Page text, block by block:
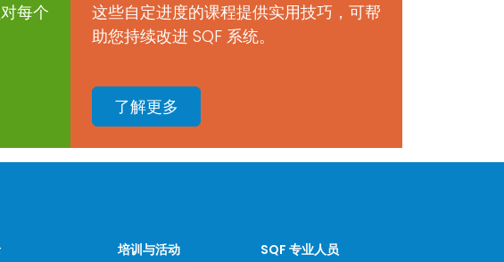
每个
这些自定进度的课程提供实用技巧，可帮
助您持续改进 SQF 系统。
了解更多
培训与活动
SQF 专业人员